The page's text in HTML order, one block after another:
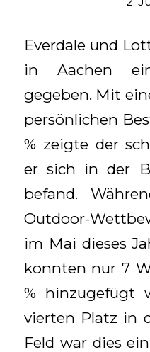
Everdale und
in Aachen
gegeben. Mit
persönlichen
% zeigte der
er sich in der
befand.
Outdoor-
im Mai dieses
konnten nur 7
% hinzugefügt
vierten Platz in
Feld war dies